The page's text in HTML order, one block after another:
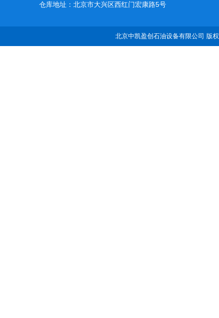
仓库地址：北京市大兴区西红门宏康路5号
北京中凯盈创石油设备有限公司 版